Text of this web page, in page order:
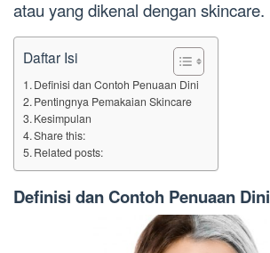
atau yang dikenal dengan skincare.
Daftar Isi
Definisi dan Contoh Penuaan Dini
Pentingnya Pemakaian Skincare
Kesimpulan
Share this:
Related posts:
Definisi dan Contoh Penuaan Dini